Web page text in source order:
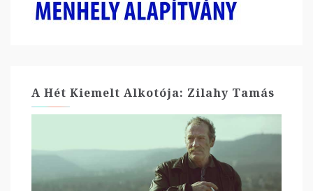
A Hét Kiemelt Alkotója: Zilahy Tamás